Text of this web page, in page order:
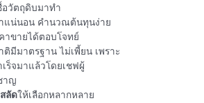
อวัตถุดิบมาทำ
าแน่นอน คำนวณต้นทุนง่าย
าขายได้ตอบโจทย์
ติมีมาตรฐาน ไม่เพี้ยน เพราะ
เร็จมาแล้วโดยเชฟผู้
าญ
ลัดให้เลือกหลากหลาย